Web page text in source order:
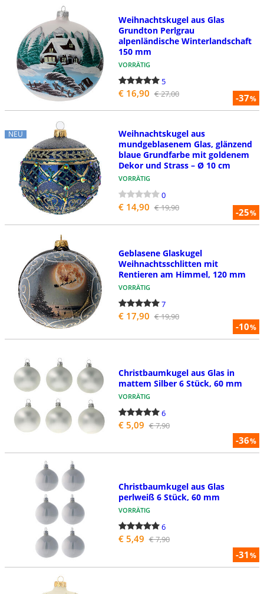
-37%
Weihnachtskugel aus Glas
Grundton Perlgrau
alpenländische Winterlandschaft
150 mm
VORRÄTIG
5
€ 16,90 € 27,00
NEU
-25%
Weihnachtskugel aus
mundgeblasenem Glas, glänzend
blaue Grundfarbe mit goldenem
Dekor und Strass – Ø 10 cm
VORRÄTIG
0
€ 14,90 € 19,90
-10%
Geblasene Glaskugel
Weihnachtsschlitten mit
Rentieren am Himmel, 120 mm
VORRÄTIG
7
€ 17,90 € 19,90
-36%
Christbaumkugel aus Glas in
mattem Silber 6 Stück, 60 mm
VORRÄTIG
6
€ 5,09 € 7,90
-31%
Christbaumkugel aus Glas
perlweiß 6 Stück, 60 mm
VORRÄTIG
6
€ 5,49 € 7,90